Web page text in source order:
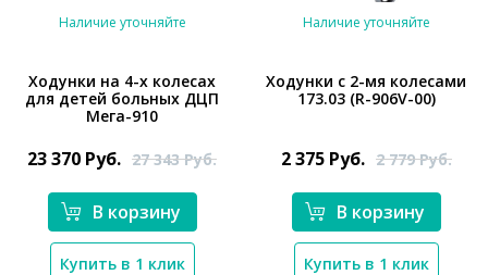
*}
Наличие уточняйте
Ходунки на 4-х колесах
для детей больных ДЦП
Мега-910
23 370 Руб. 27 343Руб.
В корзину
Купить в 1 клик
Наличие уточняйте
Ходунки с 2-мя колесами
173.03 (R-906V-00)
2 375 Руб. 2 779Руб.
В корзину
Купить в 1 клик